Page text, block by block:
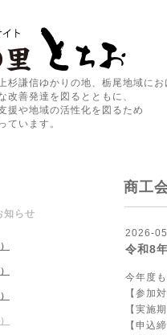
杉謙信ゆかりの地、栃尾地域にお
改善発達を図るとともに、
援や地域の活性化を図るため
ています。
商工
2026-
令和8
今年度
【参加
【実施
【申込
知らせ